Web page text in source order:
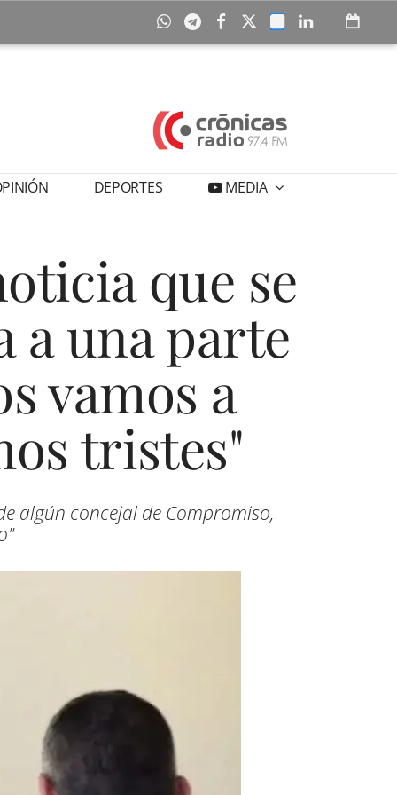
DEPORTES MEDIA
que se
a una parte
vamos a
tristes"
algún concejal de Compromiso,